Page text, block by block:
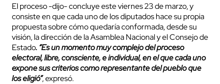
El proceso -dijo- concluye este viernes 23 de marzo, y
consiste en que cada uno de los diputados hace su propia
propuesta sobre cómo quedaría conformada, desde su
visión, la dirección de la Asamblea Nacional y el Consejo de
Estado. “Es un momento muy complejo del proceso
electoral, libre, consciente, e individual, en el que cada uno
expone sus criterios como representante del pueblo que
los eligió”, expresó.